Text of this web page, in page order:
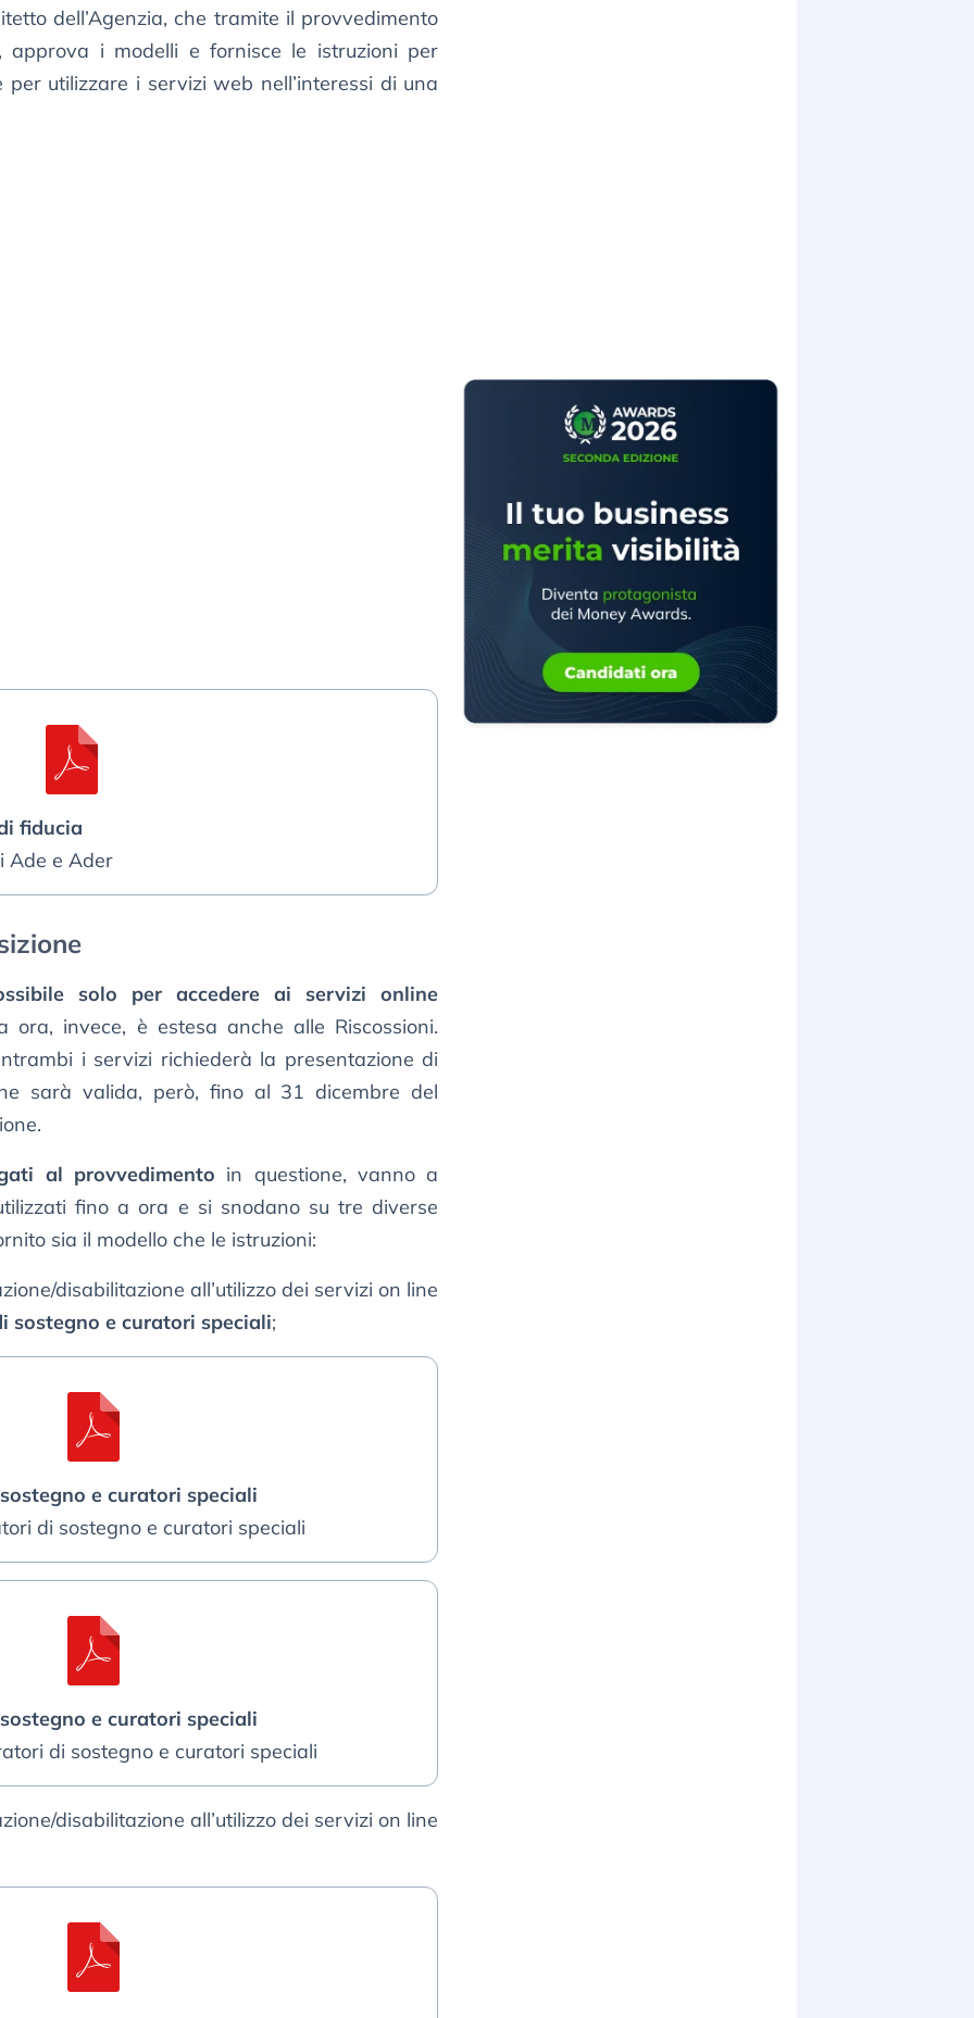
dell’Agenzia, che tramite il provvedimento
i modelli e fornisce le istruzioni per
utilizzare i servizi web nell’interessi di una
fiducia
Ade e Ader
solo per accedere ai servizi online
ora, invece, è estesa anche alle Riscossioni.
i servizi richiederà la presentazione di
sarà valida, però, fino al 31 dicembre del
al provvedimento in questione, vanno a
fino a ora e si snodano su tre diverse
sia il modello che le istruzioni:
disabilitazione all’utilizzo dei servizi on line
e curatori speciali;
e curatori speciali
di sostegno e curatori speciali
e curatori speciali
di sostegno e curatori speciali
disabilitazione all’utilizzo dei servizi on line